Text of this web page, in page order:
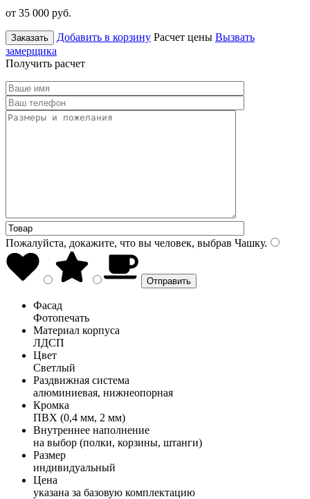
от 35 000 руб.
Заказать Добавить в корзину Расчет цены Вызвать
замерщика
Получить расчет
Пожалуйста, докажите, что вы человек, выбрав Чашку.
Фасад
Фотопечать
Материал корпуса
ЛДСП
Цвет
Светлый
Раздвижная система
алюминиевая, нижнеопорная
Кромка
ПВХ (0,4 мм, 2 мм)
Внутреннее наполнение
на выбор (полки, корзины, штанги)
Размер
индивидуальный
Цена
указана за базовую комплектацию